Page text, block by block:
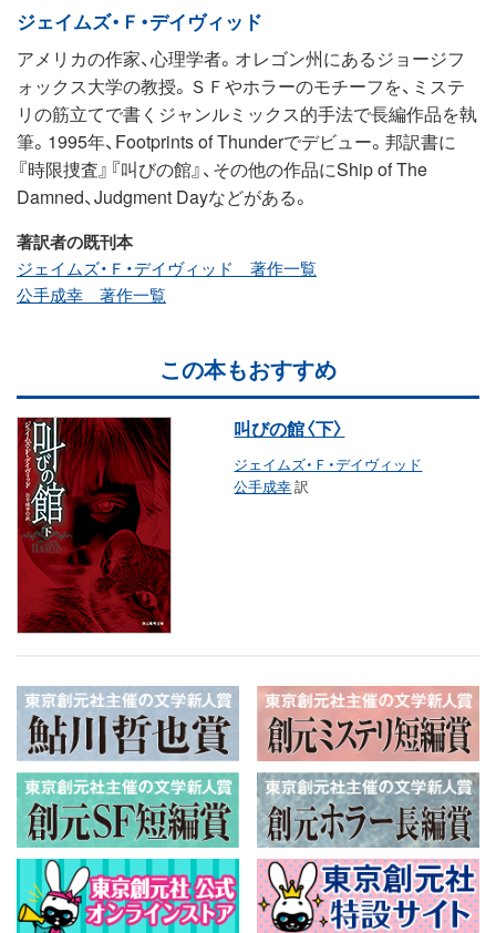
ジェイムズ・Ｆ・デイヴィッド
アメリカの作家、心理学者。オレゴン州にあるジョージフ
ォックス大学の教授。ＳＦやホラーのモチーフを、ミステ
リの筋立てで書くジャンルミックス的手法で長編作品を執
筆。1995年、Footprints of Thunderでデビュー。邦訳書に
『時限捜査』『叫びの館』、その他の作品にShip of The
Damned、Judgment Dayなどがある。
著訳者の既刊本
ジェイムズ・Ｆ・デイヴィッド 著作一覧
公手成幸 著作一覧
この本もおすすめ
叫びの館〈下〉
ジェイムズ・Ｆ・デイヴィッド
公手成幸訳